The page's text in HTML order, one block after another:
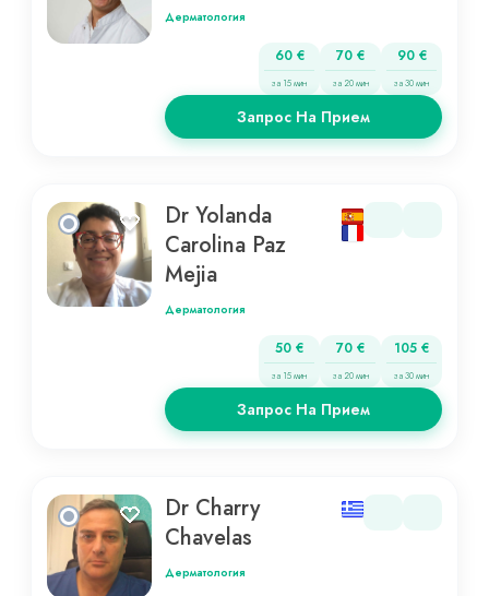
Дерматология
60 €
за 15 мин
70 €
за 20 мин
90 €
за 30 мин
Запрос На Прием
Dr Yolanda
Carolina Paz
Mejia
Дерматология
50 €
за 15 мин
70 €
за 20 мин
105 €
за 30 мин
Запрос На Прием
Dr Charry
Chavelas
Дерматология